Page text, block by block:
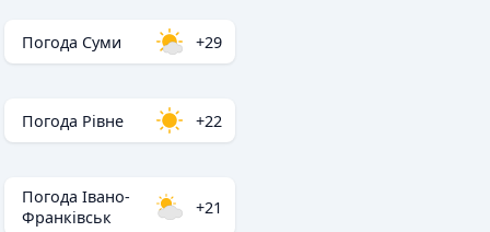
Погода Суми +29
Погода Рівне +22
Погода Івано-
Франківськ
+21